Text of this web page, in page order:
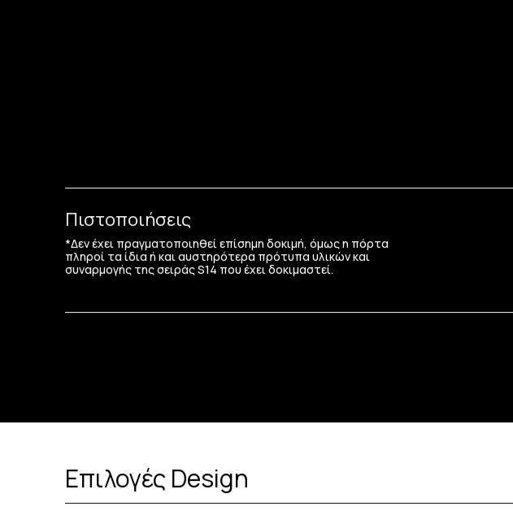
Πιστοποιήσεις
*Δεν έχει πραγματοποιηθεί επίσημη δοκιμή, όμως η πόρτα
πληροί τα ίδια ή και αυστηρότερα πρότυπα υλικών και
συναρμογής της σειράς S14 που έχει δοκιμαστεί.
Επιλογές Design